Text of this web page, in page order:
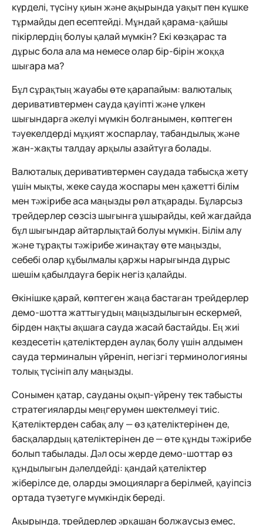
күрделі, түсіну қиын және ақырында уақыт пен күшке
тұрмайды деп есептейді. Мұндай қарама-қайшы
пікірлердің болуы қалай мүмкін? Екі көзқарас та
дұрыс бола ала ма немесе олар бір-бірін жоққа
шығара ма?
Бұл сұрақтың жауабы өте қарапайым: валюталық
деривативтермен сауда қауіпті және үлкен
шығындарға әкелуі мүмкін болғанымен, көптеген
тәуекелдерді мұқият жоспарлау, табандылық және
жан-жақты талдау арқылы азайтуға болады.
Валюталық деривативтермен саудада табысқа жету
үшін мықты, жеке сауда жоспары мен қажетті білім
мен тәжірибе аса маңызды рөл атқарады. Бұларсыз
трейдерлер сөзсіз шығынға ұшырайды, кей жағдайда
бұл шығындар айтарлықтай болуы мүмкін. Білім алу
және тұрақты тәжірибе жинақтау өте маңызды,
себебі олар құбылмалы қаржы нарығында дұрыс
шешім қабылдауға берік негіз қалайды.
Өкінішке қарай, көптеген жаңа бастаған трейдерлер
демо-шотта жаттығудың маңыздылығын ескермей,
бірден нақты ақшаға сауда жасай бастайды. Ең жиі
кездесетін қателіктерден аулақ болу үшін алдымен
сауда терминалын үйреніп, негізгі терминологияны
толық түсініп алу маңызды.
Сонымен қатар, сауданы оқып-үйрену тек табысты
стратегияларды меңгерумен шектелмеуі тиіс.
Қателіктерден сабақ алу — өз қателіктерінен де,
басқалардың қателіктерінен де — өте құнды тәжірибе
болып табылады. Дәл осы жерде демо-шоттар өз
құндылығын дәлелдейді: қандай қателіктер
жіберілсе де, оларды эмоцияларға берілмей, қауіпсіз
ортада түзетуге мүмкіндік береді.
Ақырында, трейдерлер әрқашан болжаусыз емес,